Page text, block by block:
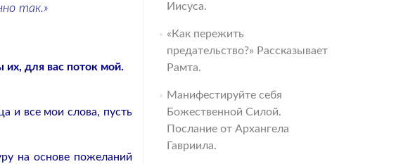
так.»
их, для вас поток мой.
и все мои слова, пусть
на основе пожеланий
Иисуса.
«Как пережить
предательство?» Рассказывает
Рамта.
Манифестируйте себя
Божественной Силой.
Послание от Архангела
Гавриила.